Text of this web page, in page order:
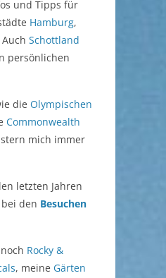
und Tipps für
Hamburg,
Auch Schottland
persönlichen
die Olympischen
Commonwealth
mich immer
letzten Jahren
den Besuchen
Rocky &
, meine Gärten